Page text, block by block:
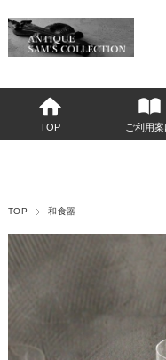
TOP ご利用案
TOP 和食器